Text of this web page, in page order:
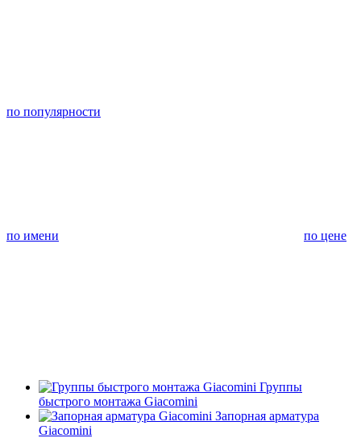
по популярности
по имени по цене
Группы
быстрого монтажа Giacomini
Запорная арматура
Giacomini